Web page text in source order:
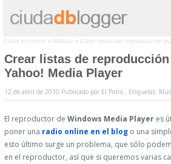
Estás en Inicio » Música » Crear listas de reproducción
Crear listas de reproducción
Yahoo! Media Player
12 de abril de 2010 Publicado por El Potro , Etiquetas:
El reproductor de Windows Media Player es
poner una radio online en el blog o una
esto último surge un problema, que sólo
en el reproductor, así que si queremos varias